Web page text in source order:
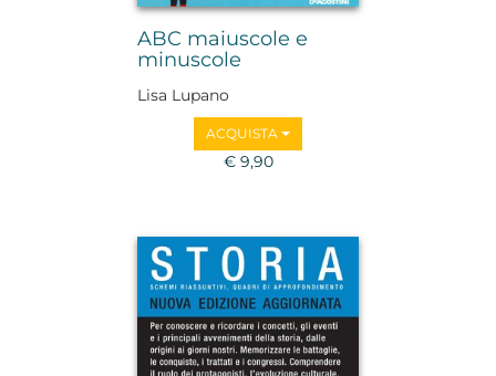
ABC maiuscole e
minuscole
Lisa Lupano
ACQUISTA
€ 9,90